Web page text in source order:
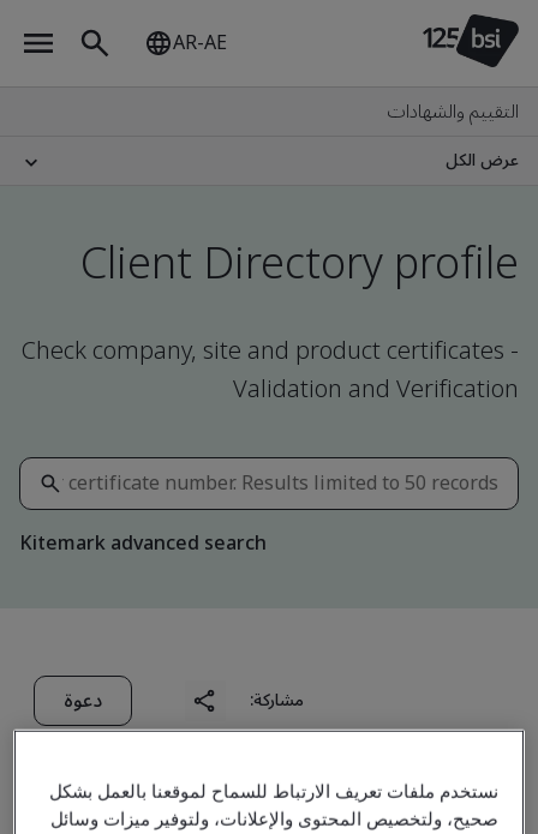
AR-AE
التقييم والشهادات
عرض الكل
Client Directory profile
Check company, site and product certificates -
Validation and Verification
Kitemark advanced search
مشاركة: دعوة
نستخدم ملفات تعريف الارتباط للسماح لموقعنا بالعمل بشكل
صحيح، ولتخصيص المحتوى والإعلانات، ولتوفير ميزات وسائل